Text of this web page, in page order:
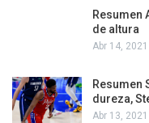
Resumen
de altura
Abr 14, 2021
Resumen
dureza,
Abr 13, 2021